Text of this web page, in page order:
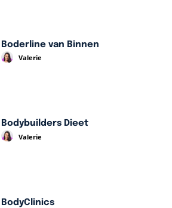
Boderline van Binnen
Valerie
Bodybuilders Dieet
Valerie
BodyClinics